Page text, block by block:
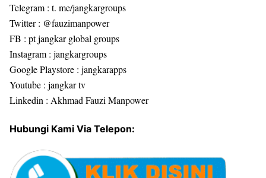
Telegram : t. me/jangkargroups
Twitter : @fauzimanpower
FB : pt jangkar global groups
Instagram : jangkargroups
Google Playstore : jangkarapps
Youtube : jangkar tv
Linkedin : Akhmad Fauzi Manpower
Hubungi Kami Via Telepon: